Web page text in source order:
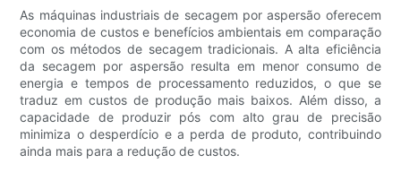
As máquinas industriais de secagem por aspersão oferecem
economia de custos e benefícios ambientais em comparação
com os métodos de secagem tradicionais. A alta eficiência
da secagem por aspersão resulta em menor consumo de
energia e tempos de processamento reduzidos, o que se
traduz em custos de produção mais baixos. Além disso, a
capacidade de produzir pós com alto grau de precisão
minimiza o desperdício e a perda de produto, contribuindo
ainda mais para a redução de custos.